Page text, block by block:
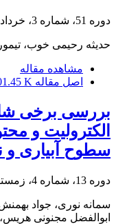
دوره 51، شماره 3، خرداد 1399، صفحه
حدیثه رحیمی خوب،
مشاهده مقاله
اصل مقاله K
بررسی برخی
الکترولیت و
سطوح آبیاری و
دوره 13، شماره 4، زمستان 1402، صفحه
سمانه نوری، جواد
ابوالفضل مجنونی